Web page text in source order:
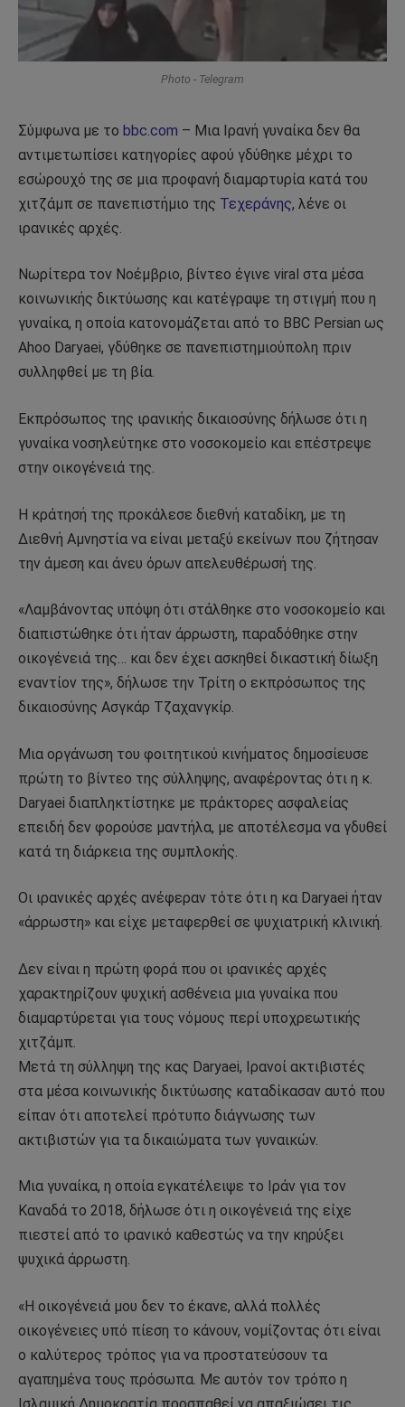
Photo - Telegram
Σύμφωνα με το bbc.com – Μια Ιρανή γυναίκα δεν θα
αντιμετωπίσει κατηγορίες αφού γδύθηκε μέχρι το
εσώρουχό της σε μια προφανή διαμαρτυρία κατά του
χιτζάμπ σε πανεπιστήμιο της Τεχεράνης, λένε οι
ιρανικές αρχές.
Νωρίτερα τον Νοέμβριο, βίντεο έγινε viral στα μέσα
κοινωνικής δικτύωσης και κατέγραψε τη στιγμή που η
γυναίκα, η οποία κατονομάζεται από το BBC Persian ως
Ahoo Daryaei, γδύθηκε σε πανεπιστημιούπολη πριν
συλληφθεί με τη βία.
Εκπρόσωπος της ιρανικής δικαιοσύνης δήλωσε ότι η
γυναίκα νοσηλεύτηκε στο νοσοκομείο και επέστρεψε
στην οικογένειά της.
Η κράτησή της προκάλεσε διεθνή καταδίκη, με τη
Διεθνή Αμνηστία να είναι μεταξύ εκείνων που ζήτησαν
την άμεση και άνευ όρων απελευθέρωσή της.
«Λαμβάνοντας υπόψη ότι στάλθηκε στο νοσοκομείο και
διαπιστώθηκε ότι ήταν άρρωστη, παραδόθηκε στην
οικογένειά της… και δεν έχει ασκηθεί δικαστική δίωξη
εναντίον της», δήλωσε την Τρίτη ο εκπρόσωπος της
δικαιοσύνης Ασγκάρ Τζαχανγκίρ.
Μια οργάνωση του φοιτητικού κινήματος δημοσίευσε
πρώτη το βίντεο της σύλληψης, αναφέροντας ότι η κ.
Daryaei διαπληκτίστηκε με πράκτορες ασφαλείας
επειδή δεν φορούσε μαντήλα, με αποτέλεσμα να γδυθεί
κατά τη διάρκεια της συμπλοκής.
Οι ιρανικές αρχές ανέφεραν τότε ότι η κα Daryaei ήταν
«άρρωστη» και είχε μεταφερθεί σε ψυχιατρική κλινική.
Δεν είναι η πρώτη φορά που οι ιρανικές αρχές
χαρακτηρίζουν ψυχική ασθένεια μια γυναίκα που
διαμαρτύρεται για τους νόμους περί υποχρεωτικής
χιτζάμπ.
Μετά τη σύλληψη της κας Daryaei, Ιρανοί ακτιβιστές
στα μέσα κοινωνικής δικτύωσης καταδίκασαν αυτό που
είπαν ότι αποτελεί πρότυπο διάγνωσης των
ακτιβιστών για τα δικαιώματα των γυναικών.
Μια γυναίκα, η οποία εγκατέλειψε το Ιράν για τον
Καναδά το 2018, δήλωσε ότι η οικογένειά της είχε
πιεστεί από το ιρανικό καθεστώς να την κηρύξει
ψυχικά άρρωστη.
«Η οικογένειά μου δεν το έκανε, αλλά πολλές
οικογένειες υπό πίεση το κάνουν, νομίζοντας ότι είναι
ο καλύτερος τρόπος για να προστατεύσουν τα
αγαπημένα τους πρόσωπα. Με αυτόν τον τρόπο η